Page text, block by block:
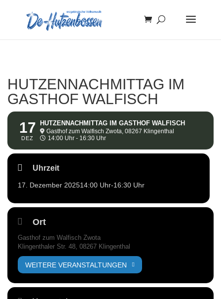
HUTZENNACHMITTAG IM
GASTHOF WALFISCH
17
DEZ
HUTZENNACHMITTAG IM GASTHOF WALFISCH
Gasthof zum Walfisch Zwota, 08267 Klingenthal
14:00 Uhr - 16:30 Uhr
Uhrzeit
17. Dezember 202514:00 Uhr-16:30 Uhr
Ort
Gasthof zum Walfisch Zwota
Klingenthaler Str. 48, 08267 Klingenthal
WEITERE VERANSTALTUNGEN